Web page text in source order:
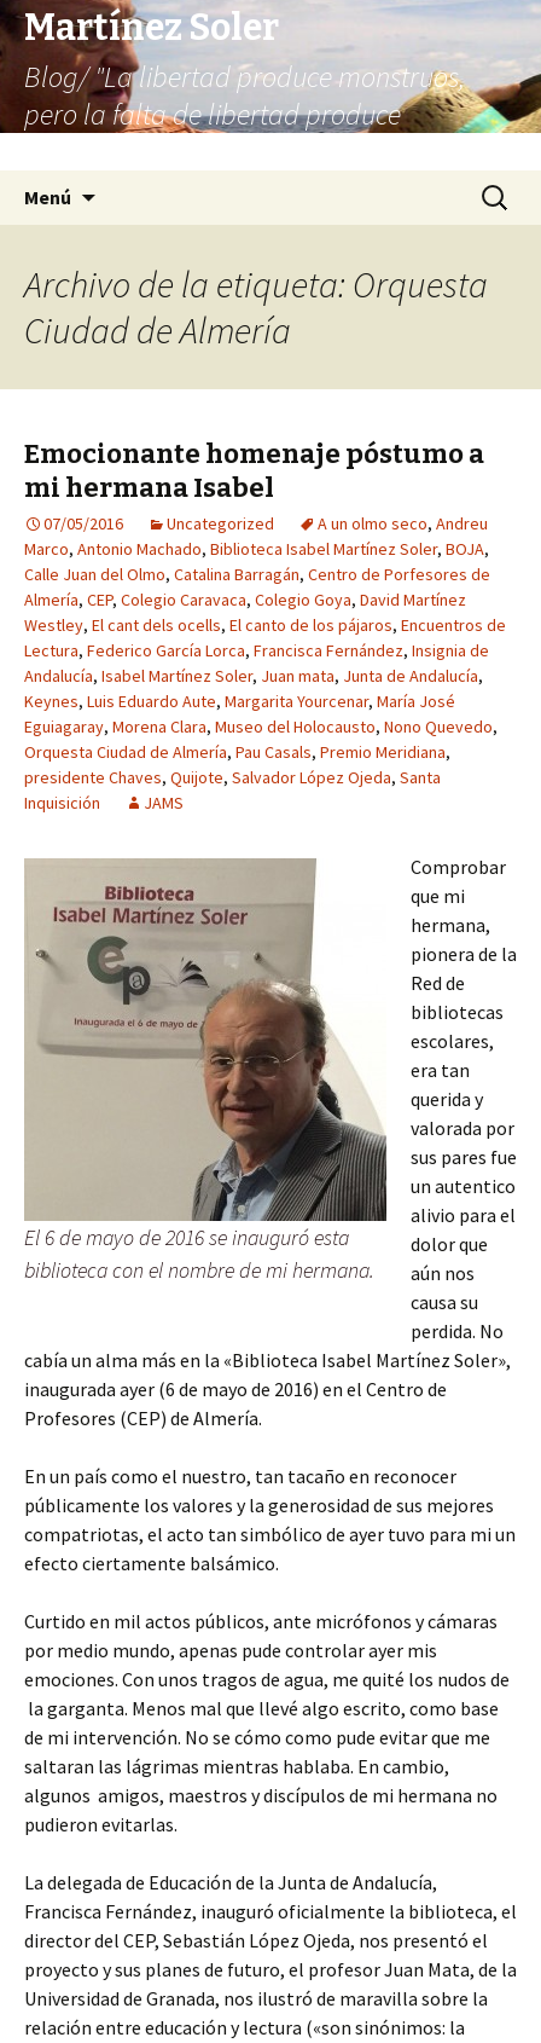
Martínez Soler
Blog/ "La libertad produce monstruos,
pero la falta de libertad produce
Menú Buscar:
Archivo de la etiqueta: Orquesta
Ciudad de Almería
Emocionante homenaje póstumo a
mi hermana Isabel
07/05/2016 Uncategorized A un olmo seco, Andreu
Marco, Antonio Machado, Biblioteca Isabel Martínez Soler, BOJA,
Calle Juan del Olmo, Catalina Barragán, Centro de Porfesores de
Almería, CEP, Colegio Caravaca, Colegio Goya, David Martínez
Westley, El cant dels ocells, El canto de los pájaros, Encuentros de
Lectura, Federico García Lorca, Francisca Fernández, Insignia de
Andalucía, Isabel Martínez Soler, Juan mata, Junta de Andalucía,
Keynes, Luis Eduardo Aute, Margarita Yourcenar, María José
Eguiagaray, Morena Clara, Museo del Holocausto, Nono Quevedo,
Orquesta Ciudad de Almería, Pau Casals, Premio Meridiana,
presidente Chaves, Quijote, Salvador López Ojeda, Santa
Inquisición
JAMS
El 6 de mayo de 2016 se inauguró esta
biblioteca con el nombre de mi hermana.
Comprobar
que mi
hermana,
pionera de la
Red de
bibliotecas
escolares,
era tan
querida y
valorada por
sus pares fue
un autentico
alivio para el
dolor que
aún nos
causa su
perdida. No
cabía un alma más en la «Biblioteca Isabel Martínez Soler»,
inaugurada ayer (6 de mayo de 2016) en el Centro de
Profesores (CEP) de Almería.
En un país como el nuestro, tan tacaño en reconocer
públicamente los valores y la generosidad de sus mejores
compatriotas, el acto tan simbólico de ayer tuvo para mi un
efecto ciertamente balsámico.
Curtido en mil actos públicos, ante micrófonos y cámaras
por medio mundo, apenas pude controlar ayer mis
emociones. Con unos tragos de agua, me quité los nudos de
la garganta. Menos mal que llevé algo escrito, como base
de mi intervención. No se cómo como pude evitar que me
saltaran las lágrimas mientras hablaba. En cambio,
algunos amigos, maestros y discípulos de mi hermana no
pudieron evitarlas.
La delegada de Educación de la Junta de Andalucía,
Francisca Fernández, inauguró oficialmente la biblioteca, el
director del CEP, Sebastián López Ojeda, nos presentó el
proyecto y sus planes de futuro, el profesor Juan Mata, de la
Universidad de Granada, nos ilustró de maravilla sobre la
relación entre educación y lectura («son sinónimos: la